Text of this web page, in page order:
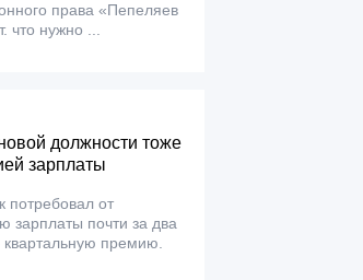
права «Пепеляев
что нужно ...
должности тоже
зарплаты
потребовал от
зарплаты почти за два
премию.